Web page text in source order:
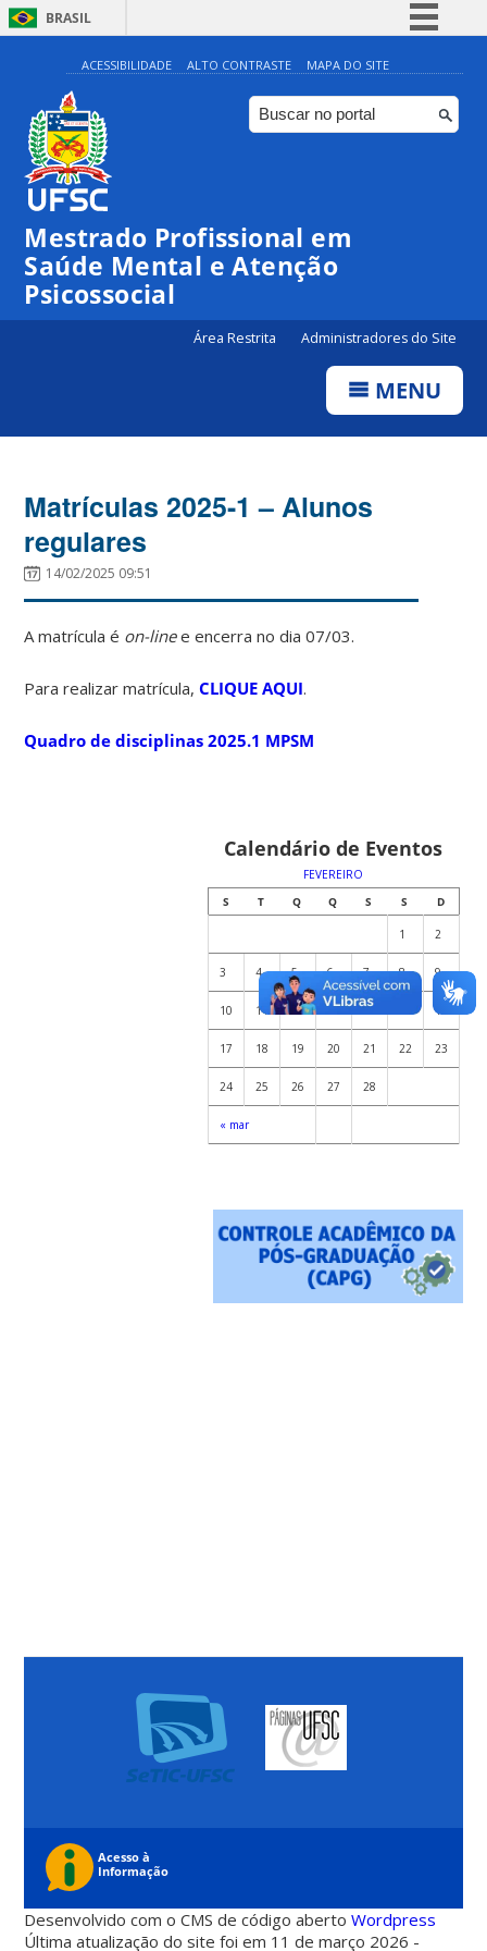
BRASIL
Simplifique!
Comunica BR
Participe
Canais
ACESSIBILIDADE ALTO CONTRASTE MAPA DO SITE
Mestrado Profissional em
Saúde Mental e Atenção
Psicossocial
Área Restrita Administradores do Site
MENU
Matrículas 2025-1 – Alunos
regulares
14/02/2025 09:51
A matrícula é on-linee encerra no dia 07/03.
Para realizar matrícula,CLIQUE AQUI.
Quadro de disciplinas 2025.1 MPSM
Calendário de Eventos
FEVEREIRO
S
T Q Q S S D
« mar
1 2
3 4 5 6 7 8 9
10 11 12 13 14 16
17 18 19 20 21 22 23
24 25 26 27 28
Desenvolvido com o CMS de código abertoWordpress
Última atualização do site foi em 11 de março 2026 -